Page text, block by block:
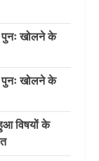
पुनः खोलने के
पुनः खोलने के
विषयों के